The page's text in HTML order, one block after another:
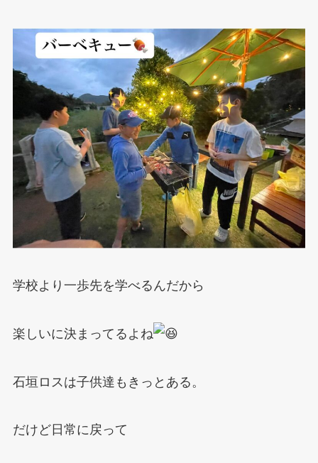
学校より一歩先を学べるんだから
楽しいに決まってるよね
石垣ロスは子供達もきっとある。
だけど日常に戻って